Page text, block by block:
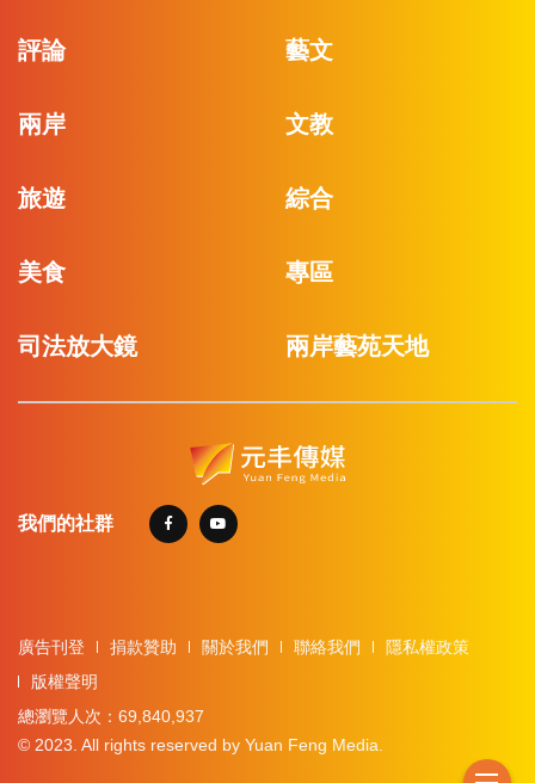
評論 藝文
兩岸 文教
旅遊 綜合
美食 專區
司法放大鏡 兩岸藝苑天地
我們的社群
廣告刊登 捐款贊助 關於我們 聯絡我們
隱私權政策
版權聲明
總瀏覽人次：69,840,937
© 2023. All rights reserved by Yuan Feng Media.